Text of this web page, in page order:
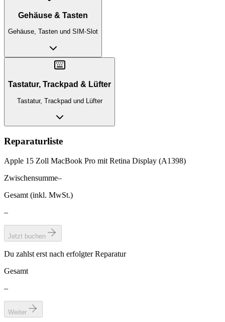
Gehäuse & Tasten
Gehäuse, Tasten und SIM-Slot
Tastatur, Trackpad & Lüfter
Tastatur, Trackpad und Lüfter
Reparaturliste
Apple 15 Zoll MacBook Pro mit Retina Display (A1398)
Zwischensumme–
Gesamt (inkl. MwSt.)
–
Jetzt buchen
Du zahlst erst nach erfolgter Reparatur
Gesamt
–
Weiter